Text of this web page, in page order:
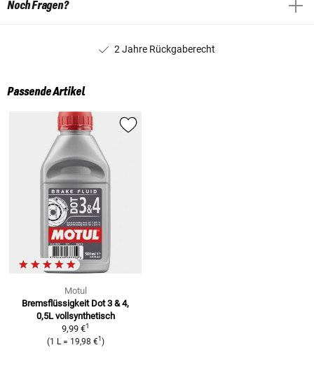
Noch Fragen?
2 Jahre Rückgaberecht
Passende Artikel
Motul
Bremsflüssigkeit Dot 3 & 4,
0,5L vollsynthetisch
9,99 €1
(1 L = 19,98 €1 )